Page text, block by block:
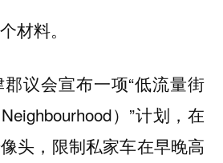
材料。
议会宣布一项“低流量街
）”计划，在
头，限制私家车在早晚高